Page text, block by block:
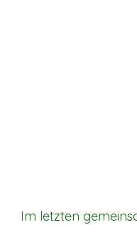
Im letzten